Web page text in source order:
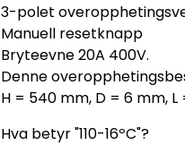
3-polet
Manuell resetknapp
Bryteevne 20A 400V.
Denne
H = 540 mm, D = 6 mm, L
Hva betyr "110-16ºC"?